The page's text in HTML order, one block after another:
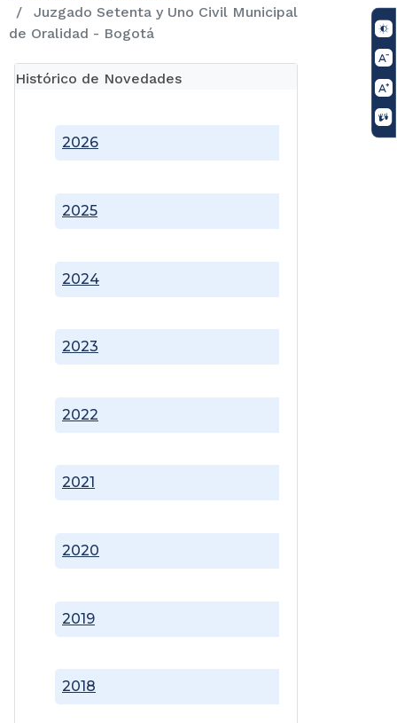
Juzgado Setenta y Uno Civil Municipal
de Oralidad - Bogotá
Histórico de Novedades
2018
2019
2020
2021
2022
2023
2024
2025
2026